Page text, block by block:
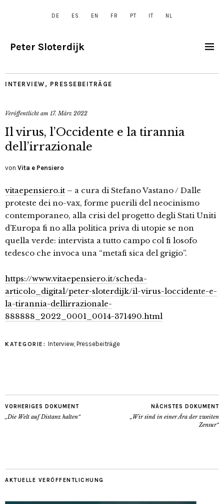
DE ES EN FR PT IT NL
Peter Sloterdijk
INTERVIEW , PRESSEBEITRÄGE
Veröffentlicht am 17. März 2022
Il virus, l’Occidente e la tirannia
dell’irrazionale
von Vita e Pensiero
vitaepensiero.it – a cura di Stefano Vastano / Dalle
proteste dei no-vax, forme puerili del neocinismo
contemporaneo, alla crisi del progetto degli Stati Uniti
d’Europa fi no alla politica priva di utopie se non
quella verde: intervista a tutto campo col fi losofo
tedesco che invoca una “metafi sica del grigio”.
https://www.vitaepensiero.it/scheda-
articolo_digital/peter-sloterdijk/il-virus-loccidente-e-
la-tirannia-dellirrazionale-
888888_2022_0001_0014-371490.html
KATEGORIE: Interview, Pressebeiträge
VORHERIGES DOKUMENT
„Die Welt auf Distanz halten“
NÄCHSTES DOKUMENT
„Wir sind in einer Ära der zweiten
Zensur“
AKTUELLE VERÖFFENTLICHUNG